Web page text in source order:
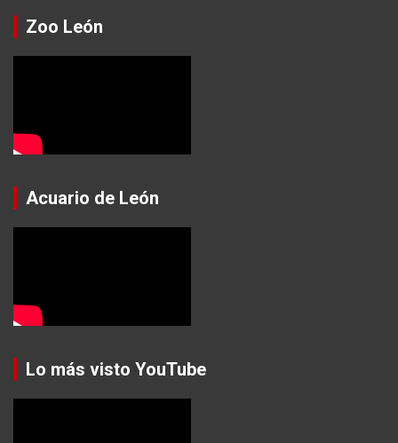
Zoo León
Acuario de León
Lo más visto YouTube